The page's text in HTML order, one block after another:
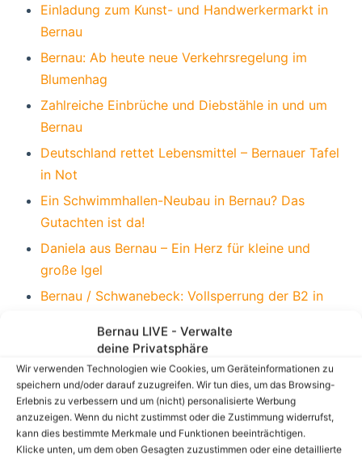
Bernau LIVE - Verwalte
deine Privatsphäre
Wir verwenden Technologien wie Cookies, um Geräteinformationen zu
speichern und/oder darauf zuzugreifen. Wir tun dies, um das Browsing-
Erlebnis zu verbessern und um (nicht) personalisierte Werbung
anzuzeigen. Wenn du nicht zustimmst oder die Zustimmung widerrufst,
kann dies bestimmte Merkmale und Funktionen beeinträchtigen.
Klicke unten, um dem oben Gesagten zuzustimmen oder eine detaillierte
Einladung zum Kunst- und Handwerkermarkt in
Bernau
Bernau: Ab heute neue Verkehrsregelung im
Blumenhag
Zahlreiche Einbrüche und Diebstähle in und um
Bernau
Deutschland rettet Lebensmittel – Bernauer Tafel
in Not
Ein Schwimmhallen-Neubau in Bernau? Das
Gutachten ist da!
Daniela aus Bernau – Ein Herz für kleine und
große Igel
Bernau / Schwanebeck: Vollsperrung der B2 in
ABBA Show in der Stadthalle am Steintor in
Bernau